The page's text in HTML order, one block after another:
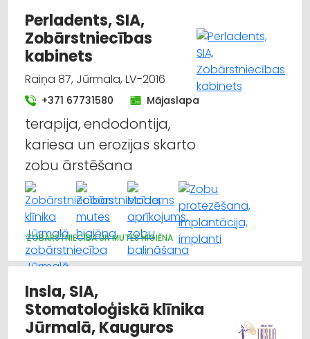
Būvmateriālu, būvkonstrukciju tirdzniecība
Metālapstrāde
Perladents, SIA,
Zobārstniecības
kabinets
Raiņa 87, Jūrmala, LV-2016
+371 67731580 Mājaslapa
terapija, endodontija,
kariesa un erozijas skarto
zobu ārstēšana
ZOBĀRSTNIECĪBA UN MUTES HIGIĒNA
Insla, SIA,
Stomatoloģiskā klīnika
Jūrmalā, Kauguros